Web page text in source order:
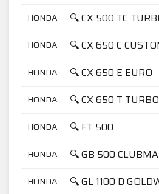
HONDA 🔍 CX 500 TC
HONDA 🔍 CX 650 C
HONDA 🔍 CX 650 E EURO
HONDA 🔍 CX 650 T TURBO
HONDA 🔍 FT 500
HONDA 🔍 GB 500
HONDA 🔍 GL 1100 D